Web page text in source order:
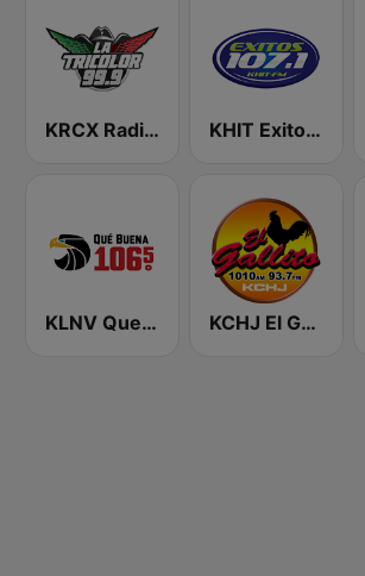
KRCX Radio La Tricolor 99.9 FM KHIT Exitos 107.1 FM
KLNV Que Buena 106.5 FM (US Only) KCHJ El Gallito 1010 AM